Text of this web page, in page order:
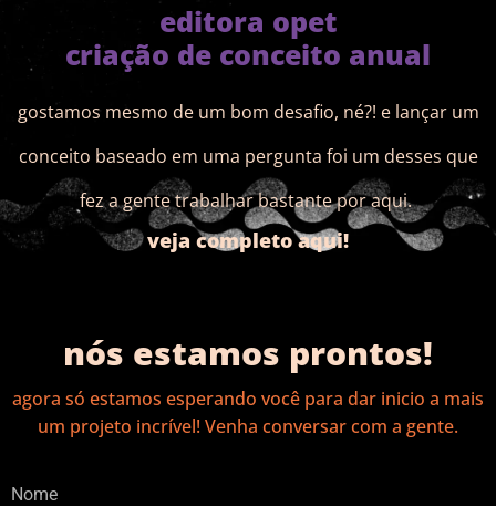
editora opet
criação de conceito anual
gostamos mesmo de um bom desafio, né?! e lançar um
conceito baseado em uma pergunta foi um desses que
fez a gente trabalhar bastante por aqui.
veja completo aqui!
nós estamos prontos!
agora só estamos esperando você para dar inicio a mais
um projeto incrível! Venha conversar com a gente.
Nome